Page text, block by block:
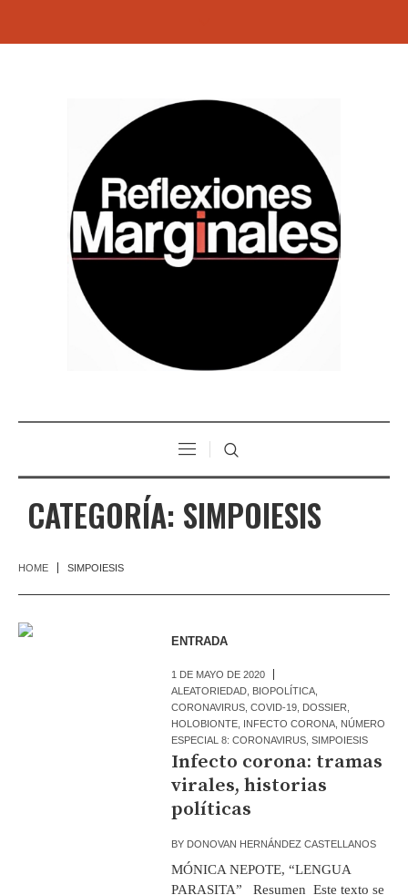
CATEGORÍA: SIMPOIESIS
HOME SIMPOIESIS
ENTRADA
1 DE MAYO DE 2020
ALEATORIEDAD BIOPOLÍTICA
CORONAVIRUS ,COVID-19 DOSSIER
HOLOBIONTE INFECTO CORONA NÚMERO
ESPECIAL 8: CORONAVIRUS ,SIMPOIESIS
Infecto corona: tramas
virales, historias
políticas
BY DONOVAN HERNÁNDEZ CASTELLANOS
MÓNICA NEPOTE, “LENGUA
PARASITA” Resumen Este texto se